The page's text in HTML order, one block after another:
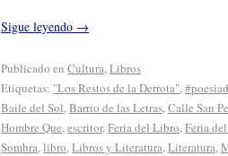
Sigue leyendo →
Publicado en Cultura, Libros
Etiquetas: "Los Restos de la Derrota",
Baile del Sol, Barrio de las Letras, Calle San
Hombre Que, escritor, Feria del Libro, Feria
Sombra, libro, Libros y Literatura, Literatura,